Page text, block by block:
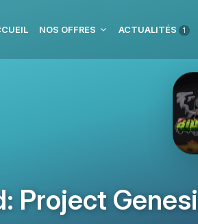
NOS OFFRES ACTUALITÉS 1
Project